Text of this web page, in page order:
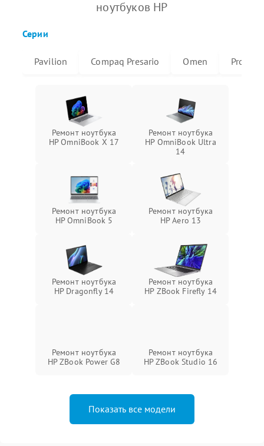
ноутбуков HP
Серии
Pavilion Compaq Presario Omen
Ремонт ноутбука
HP OmniBook X 17
Ремонт ноутбука
HP OmniBook Ultra
14
Ремонт ноутбука
HP OmniBook 5
Ремонт ноутбука
HP Aero 13
Ремонт ноутбука
HP Dragonfly 14
Ремонт ноутбука
HP ZBook Firefly 14
Ремонт ноутбука
HP ZBook Power G8
Ремонт ноутбука
HP ZBook Studio 16
Показать все модели